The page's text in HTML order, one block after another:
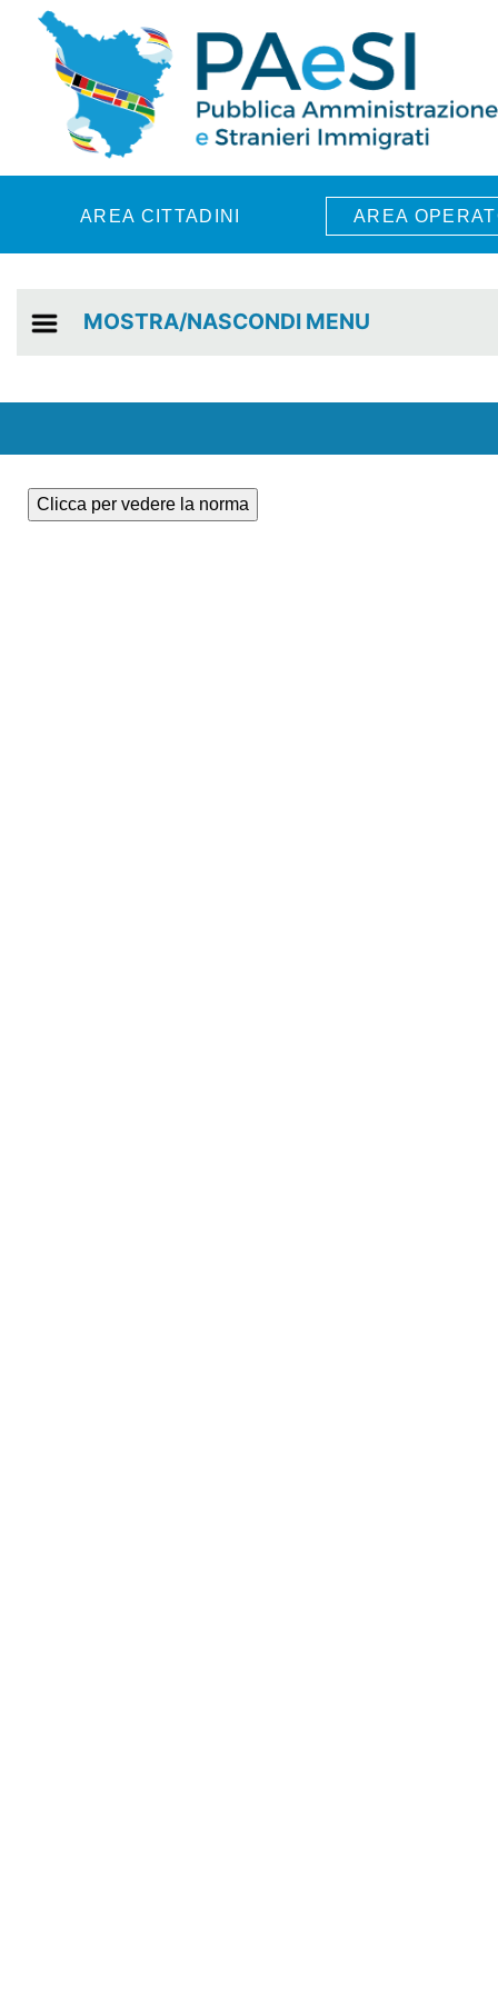
Skip to main content
AREA CITTADINI AREA
MOSTRA/NASCONDI MENU
Clicca per vedere la norma